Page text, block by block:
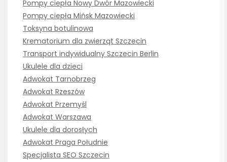
Pompy ciepła Nowy Dwór Mazowiecki
Pompy ciepła Mińsk Mazowiecki
Toksyna botulinowa
Krematorium dla zwierząt Szczecin
Transport indywidualny Szczecin Berlin
Ukulele dla dzieci
Adwokat Tarnobrzeg
Adwokat Rzeszów
Adwokat Przemyśl
Adwokat Warszawa
Ukulele dla dorosłych
Adwokat Praga Południe
Specjalista SEO Szczecin